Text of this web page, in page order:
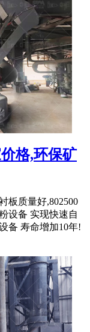
格,环保矿
板质量好,802500
设备 实现快速自
备 寿命增加10年!